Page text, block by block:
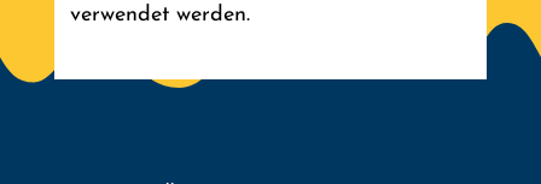
verwendet werden.